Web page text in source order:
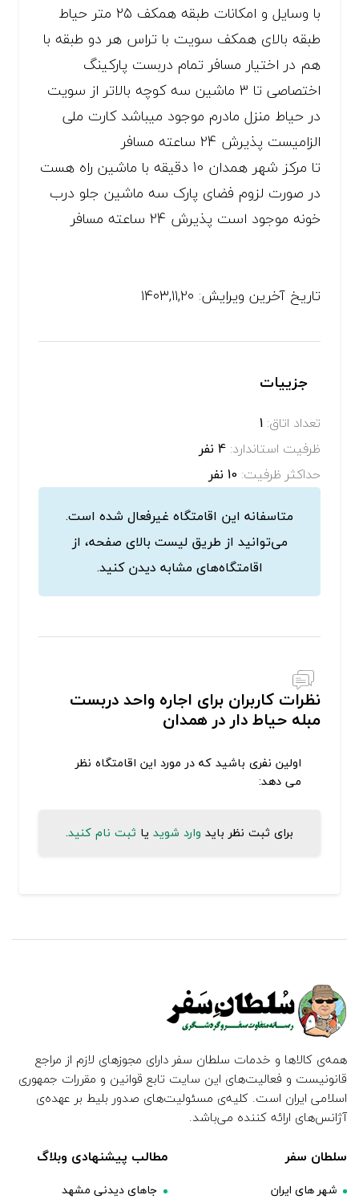
با وسایل و امکانات طبقه همکف ۲۵ متر حیاط
طبقه بالای همکف سویت با تراس هر دو طبقه با
هم در اختیار مسافر تمام دربست پارکینگ
اختصاصی تا 3 ماشین سه کوچه بالاتر از سویت
در حیاط منزل مادرم موجود میباشد کارت ملی
الزامیست پذیرش 24 ساعته مسافر
تا مرکز شهر همدان 10 دقیقه با ماشین راه هست
در صورت لزوم فضای پارک سه ماشین جلو درب
خونه موجود است پذیرش 24 ساعته مسافر
تاریخ آخرین ویرایش: ۱۴۰۳,۱۱,۲۰
جزییات
تعداد اتاق:
ظرفیت استاندارد:
حداکثر ظرفیت:
متاسفانه این اقامتگاه غیرفعال شده است.
می‌توانید از طریق لیست بالای صفحه، از
اقامتگاه‌های مشابه دیدن کنید.
نظرات کاربران برای اجاره واحد دربست
مبله حیاط دار در همدان
اولین نفری باشید که در مورد این اقامتگاه نظر
می دهد:
برای ثبت نظر باید وارد شوید یا ثبت نام کنید.
همه‌ی کالاها و خدمات سلطان سفر دارای مجوزهای لازم از مراجع
قانونیست و فعالیت‌های این سایت تابع قوانین و مقررات جمهوری
اسلامی ایران است. کلیه‌ی مسئولیت‌های صدور بلیط بر عهده‌ی
آژانس‌های ارائه کننده می‌باشد.
سلطان سفر
شهر های ایران
مطالب پیشنهادی وبلاگ
جاهای دیدنی مشهد